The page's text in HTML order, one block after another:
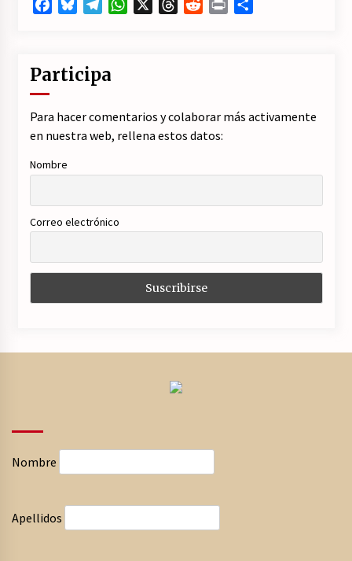
FacebookBlueskyTelegramWhatsApp ThreadsRedditPrint
Participa
Para hacer comentarios y colaborar más activamente
en nuestra web, rellena estos datos:
Nombre
Correo electrónico
Nombre
Apellidos